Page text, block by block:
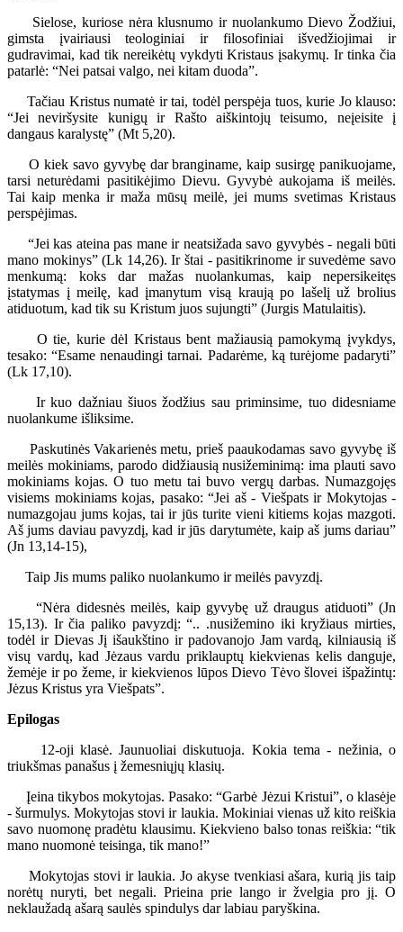
Sielose, kuriose nėra klusnumo ir nuolankumo Dievo Žodžiui,
gimsta įvairiausi teologiniai ir filosofiniai išvedžiojimai ir
gudravimai, kad tik nereikėtų vykdyti Kristaus įsakymų. Ir tinka čia
patarlė: “Nei patsai valgo, nei kitam duoda”.
Tačiau Kristus numatė ir tai, todėl perspėja tuos, kurie Jo klauso:
“Jei neviršysite kunigų ir Rašto aiškintojų teisumo, neįeisite į
dangaus karalystę” (Mt 5,20).
O kiek savo gyvybę dar branginame, kaip susirgę panikuojame,
tarsi neturėdami pasitikėjimo Dievu. Gyvybė aukojama iš meilės.
Tai kaip menka ir maža mūsų meilė, jei mums svetimas Kristaus
perspėjimas.
“Jei kas ateina pas mane ir neatsižada savo gyvybės - negali būti
mano mokinys” (Lk 14,26). Ir štai - pasitikrinome ir suvedėme savo
menkumą: koks dar mažas nuolankumas, kaip nepersikeitęs
įstatymas į meilę, kad įmanytum visą kraują po lašelį už brolius
atiduotum, kad tik su Kristum juos sujungti” (Jurgis Matulaitis).
O tie, kurie dėl Kristaus bent mažiausią pamokymą įvykdys,
tesako: “Esame nenaudingi tarnai. Padarėme, ką turėjome padaryti”
(Lk 17,10).
Ir kuo dažniau šiuos žodžius sau priminsime, tuo didesniame
nuolankume išliksime.
Paskutinės Vakarienės metu, prieš paaukodamas savo gyvybę iš
meilės mokiniams, parodo didžiausią nusižeminimą: ima plauti savo
mokiniams kojas. O tuo metu tai buvo vergų darbas. Numazgojęs
visiems mokiniams kojas, pasako: “Jei aš - Viešpats ir Mokytojas -
numazgojau jums kojas, tai ir jūs turite vieni kitiems kojas mazgoti.
Aš jums daviau pavyzdį, kad ir jūs darytumėte, kaip aš jums dariau”
(Jn 13,14-15),
Taip Jis mums paliko nuolankumo ir meilės pavyzdį.
“Nėra didesnės meilės, kaip gyvybę už draugus atiduoti” (Jn
15,13). Ir čia paliko pavyzdį: “.. .nusižemino iki kryžiaus mirties,
todėl ir Dievas Jį išaukštino ir padovanojo Jam vardą, kilniausią iš
visų vardų, kad Jėzaus vardu priklauptų kiekvienas kelis danguje,
žemėje ir po žeme, ir kiekvienos lūpos Dievo Tėvo šlovei išpažintų:
Jėzus Kristus yra Viešpats”.
Epilogas
12-oji klasė. Jaunuoliai diskutuoja. Kokia tema - nežinia, o
triukšmas panašus į žemesniųjų klasių.
Įeina tikybos mokytojas. Pasako: “Garbė Jėzui Kristui”, o klasėje
- šurmulys. Mokytojas stovi ir laukia. Mokiniai vienas už kito reiškia
savo nuomonę pradėtu klausimu. Kiekvieno balso tonas reiškia: “tik
mano nuomonė teisinga, tik mano!”
Mokytojas stovi ir laukia. Jo akyse tvenkiasi ašara, kurią jis taip
norėtų nuryti, bet negali. Prieina prie lango ir žvelgia pro jį. O
neklaužadą ašarą saulės spindulys dar labiau paryškina.